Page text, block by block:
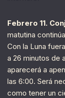
Febrero 11.
matutina
Con la Luna
a 26 minutos de
aparecerá a
las 6:00. Será
como tener un